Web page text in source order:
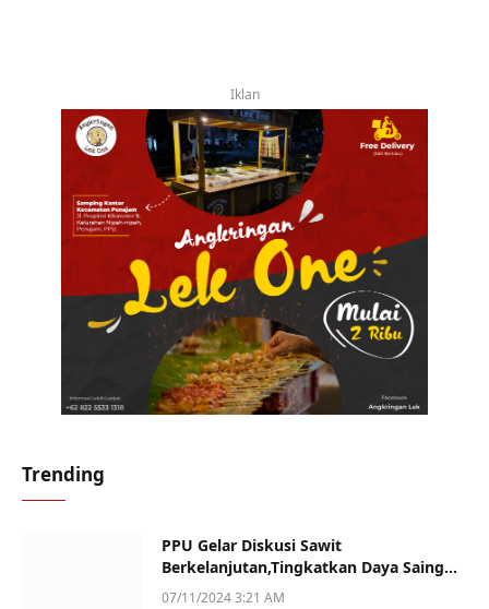
Iklan
Trending
PPU Gelar Diskusi Sawit
Berkelanjutan,Tingkatkan Daya Saing
dan Kualitas
07/11/2024 3:21 AM